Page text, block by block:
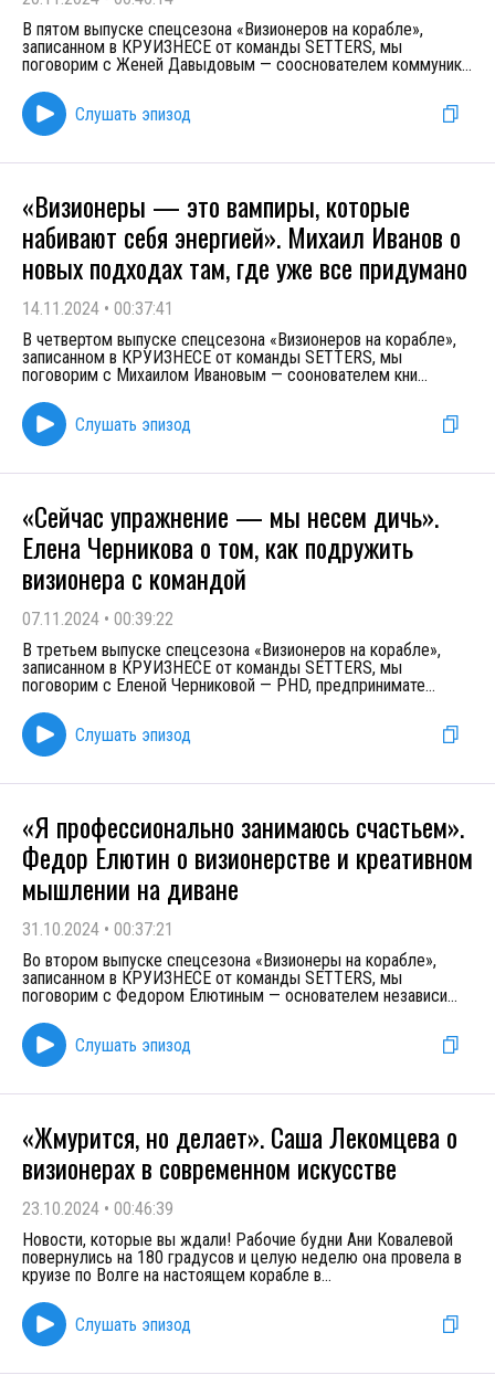
В пятом выпуске спецсезона «Визионеров на корабле»,
записанном в КРУИЗНЕСЕ от команды SETTERS, мы
поговорим с Женей Давыдовым — сооснователем коммуник...
Слушать эпизод
«Визионеры — это вампиры, которые
набивают себя энергией». Михаил Иванов о
новых подходах там, где уже все придумано
14.11.2024 • 00:37:41
В четвертом выпуске спецсезона «Визионеров на корабле»,
записанном в КРУИЗНЕСЕ от команды SETTERS, мы
поговорим с Михаилом Ивановым — соонователем кни...
Слушать эпизод
«Сейчас упражнение — мы несем дичь».
Елена Черникова о том, как подружить
визионера с командой
07.11.2024 • 00:39:22
В третьем выпуске спецсезона «Визионеров на корабле»,
записанном в КРУИЗНЕСЕ от команды SETTERS, мы
поговорим с Еленой Черниковой — PHD, предпринимате...
Слушать эпизод
«Я профессионально занимаюсь счастьем».
Федор Елютин о визионерстве и креативном
мышлении на диване
31.10.2024 • 00:37:21
Во втором выпуске спецсезона «Визионеры на корабле»,
записанном в КРУИЗНЕСЕ от команды SETTERS, мы
поговорим с Федором Елютиным — основателем независи...
Слушать эпизод
«Жмурится, но делает». Саша Лекомцева о
визионерах в современном искусстве
23.10.2024 • 00:46:39
Новости, которые вы ждали! Рабочие будни Ани Ковалевой
повернулись на 180 градусов и целую неделю она провела в
круизе по Волге на настоящем корабле в...
Слушать эпизод